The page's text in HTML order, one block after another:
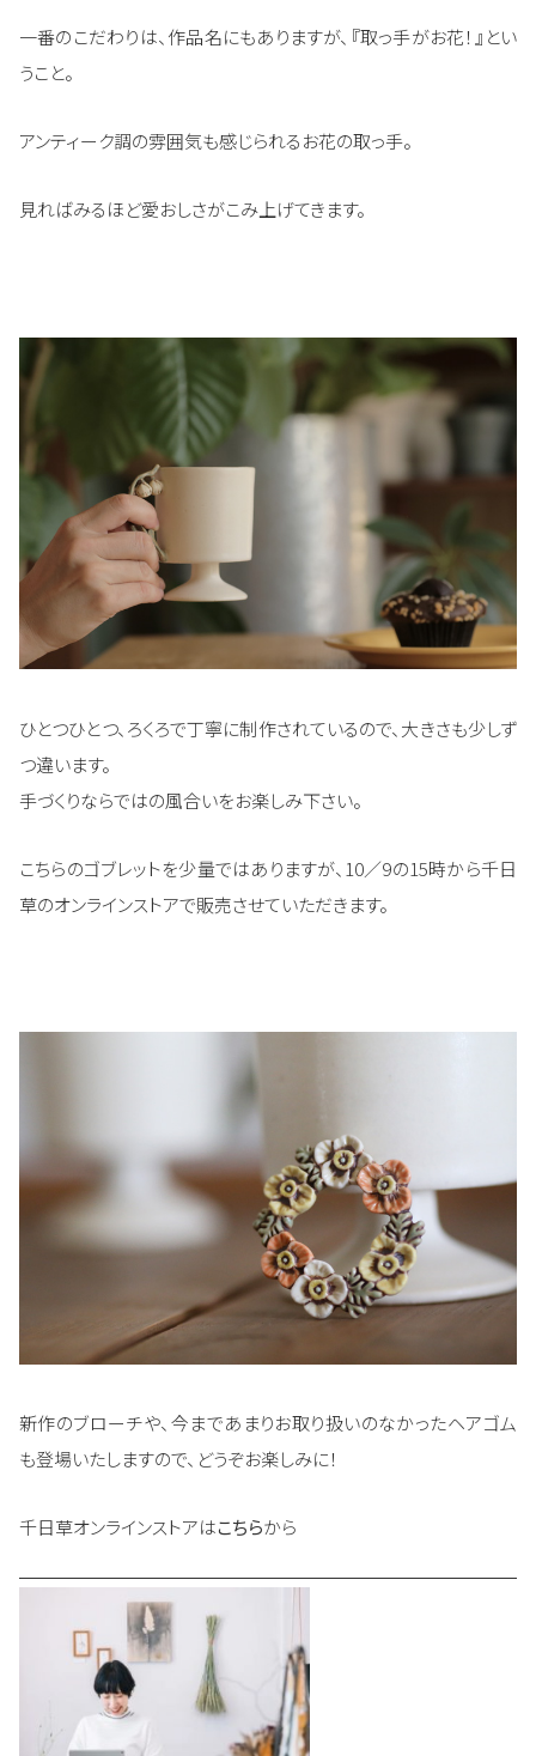
一番のこだわりは、作品名にもありますが、『取っ手がお花！』とい
うこと。
アンティーク調の雰囲気も感じられるお花の取っ手。
見ればみるほど愛おしさがこみ上げてきます。
ひとつひとつ、ろくろで丁寧に制作されているので、大きさも少しず
つ違います。
手づくりならではの風合いをお楽しみ下さい。
こちらのゴブレットを少量ではありますが、10／9の15時から千日
草のオンラインストアで販売させていただきます。
新作のブローチや、今まであまりお取り扱いのなかったヘアゴム
も登場いたしますので、どうぞお楽しみに！
千日草オンラインストアはこちらから